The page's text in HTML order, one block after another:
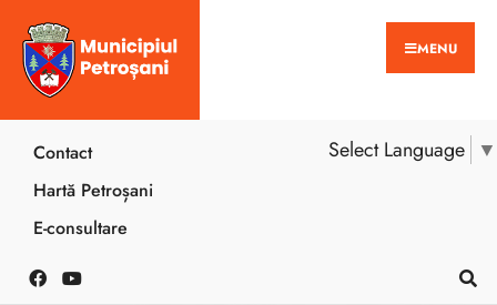
MENU
Select Language ▼
Contact
Hartă Petroșani
E-consultare